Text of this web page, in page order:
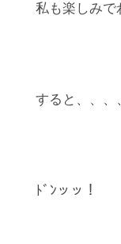
私も楽しみで
すると、、、
ﾄﾞﾝッッ！